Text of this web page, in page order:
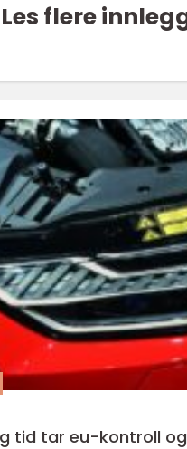
Les flere
tid tar eu-kontroll